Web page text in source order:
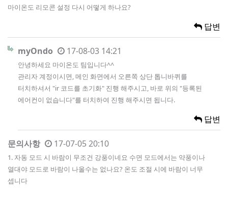
마이온도 리모콘 설정 다시 어떻게 하나요?
답변
myOndo 17-08-03 14:21
안녕하세요 마이온도 팀입니다^^
관리자 계정이시면, 메인 화면에서 오른쪽 상단 톱니바퀴를
터치하셔서 "ir 코드를 초기화" 진행 해주시고, 바로 위의 "등록된
에어컨이 없습니다"를 터치하여 진행 해주시면 됩니다.
답변
문의사항 17-07-05 20:10
1. 자동 모드 시 바람이 무조건 강풍이네요 수면 모드에서는 약풍이나
열대야 모드로 바람이 나올수는 없나요? 온도 조절 시에 바람이 너무
셉니다